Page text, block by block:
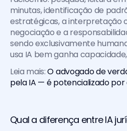
minutas, identificação de
estratégicas, a interpretação
negociação e a
sendo exclusivamente
usa IA bem ganha
Leia mais: O advogado de
pela IA — é potencializado por
Qual a diferença entre IA